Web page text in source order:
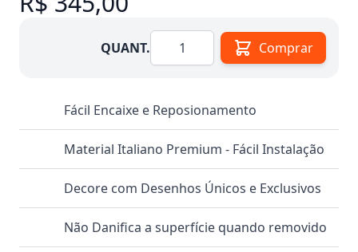
QUANT.Quantidade Comprar
Fácil Encaixe e Reposionamento
Material Italiano Premium - Fácil Instalação
Decore com Desenhos Únicos e Exclusivos
Não Danifica a superfície quando removido